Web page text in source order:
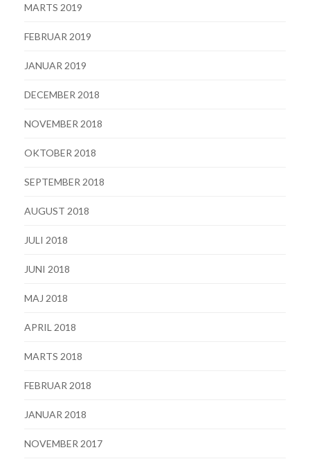
MARTS 2019
FEBRUAR 2019
JANUAR 2019
DECEMBER 2018
NOVEMBER 2018
OKTOBER 2018
SEPTEMBER 2018
AUGUST 2018
JULI 2018
JUNI 2018
MAJ 2018
APRIL 2018
MARTS 2018
FEBRUAR 2018
JANUAR 2018
NOVEMBER 2017